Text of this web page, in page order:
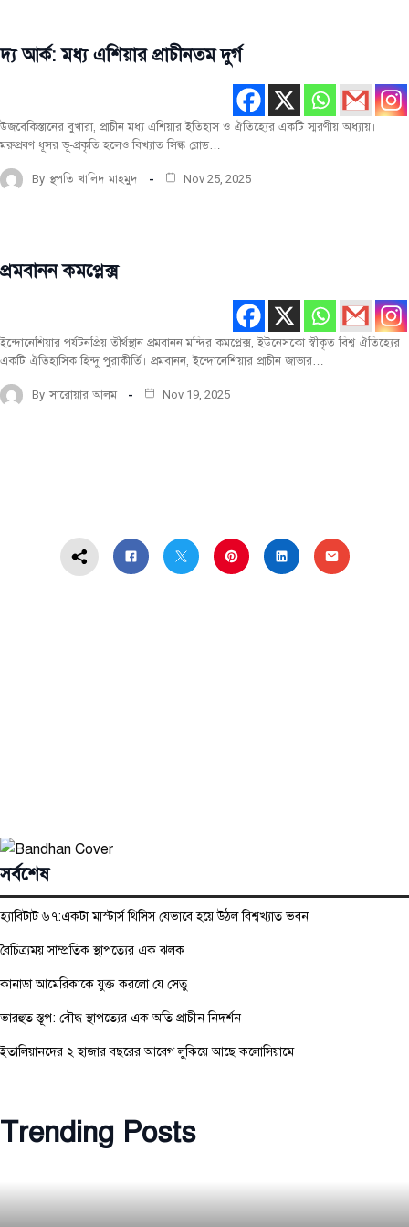
বিশ্ব
দ্য আর্ক: মধ্য এশিয়ার প্রাচীনতম দুর্গ
উজবেকিস্তানের বুখারা, প্রাচীন মধ্য এশিয়ার ইতিহাস ও ঐতিহ্যের একটি স্মরণীয় অধ্যায়।
মরুপ্রবণ ধূসর ভূ-প্রকৃতি হলেও বিখ্যাত সিল্ক রোড…
By স্থপতি খালিদ মাহমুদ Nov 25, 2025
বিশ্ব
প্রমবানন কমপ্লেক্স
ইন্দোনেশিয়ার পর্যটনপ্রিয় তীর্থস্থান প্রমবানন মন্দির কমপ্লেক্স, ইউনেসকো স্বীকৃত বিশ্ব ঐতিহ্যের
একটি ঐতিহাসিক হিন্দু পুরাকীর্তি। প্রমবানন, ইন্দোনেশিয়ার প্রাচীন জাভার…
By সারোয়ার আলম Nov 19, 2025
সর্বশেষ
হ্যাবিটাট ৬৭:একটা মাস্টার্স থিসিস যেভাবে হয়ে উঠল বিশ্বখ্যাত ভবন
বৈচিত্র্যময় সাম্প্রতিক স্থাপত্যের এক ঝলক
কানাডা আমেরিকাকে যুক্ত করলো যে সেতু
ভারহুত স্তূপ: বৌদ্ধ স্থাপত্যের এক অতি প্রাচীন নিদর্শন
ইতালিয়ানদের ২ হাজার বছরের আবেগ লুকিয়ে আছে কলোসিয়ামে
Trending Posts